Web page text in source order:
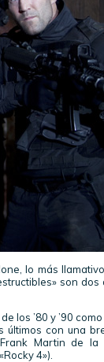
lo más
son dos
los ’80 y ’90
últimos con una
Martin de la
4»).